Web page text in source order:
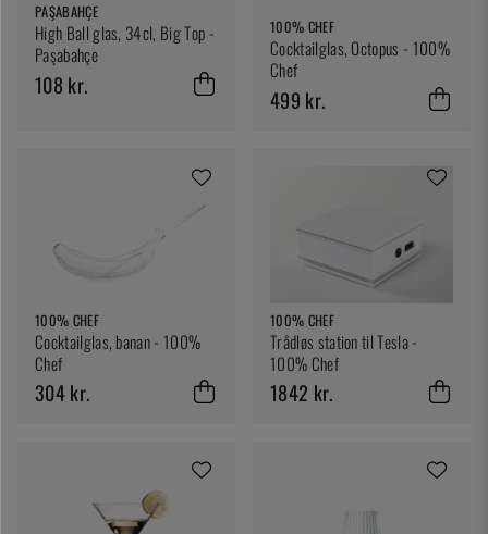
PAŞABAHÇE
High Ball glas, 34cl, Big Top -
Paşabahçe
108 kr.
100% CHEF
Cocktailglas, Octopus - 100%
Chef
499 kr.
100% CHEF
Cocktailglas, banan - 100%
Chef
304 kr.
100% CHEF
Trådløs station til Tesla -
100% Chef
1842 kr.